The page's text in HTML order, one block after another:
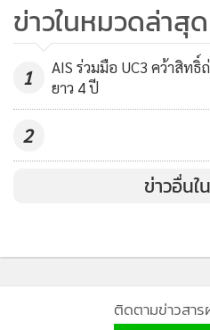
3,884
ข่าวในหมวดล่าสุด
1
AIS ร่วมมือ UC3 คว้าสิท
ยาว 4 ปี
2
ข่าวอื่น
ติดตามข่าวสาร